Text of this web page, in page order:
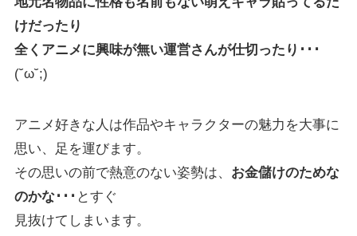
けだったり
全くアニメに興味が無い運営さんが仕切ったり･･･
(˘ω˘;)
アニメ好きな人は作品やキャラクターの魅力を大事に
思い、足を運びます。
その思いの前で熱意のない姿勢は、 お金儲けのためな
のかな･･･ とすぐ
見抜けてしまいます。